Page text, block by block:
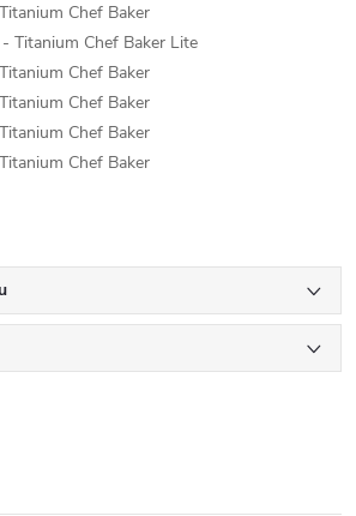
Chef Baker
Titanium Chef Baker Lite
Chef Baker
Chef Baker
Chef Baker
Chef Baker